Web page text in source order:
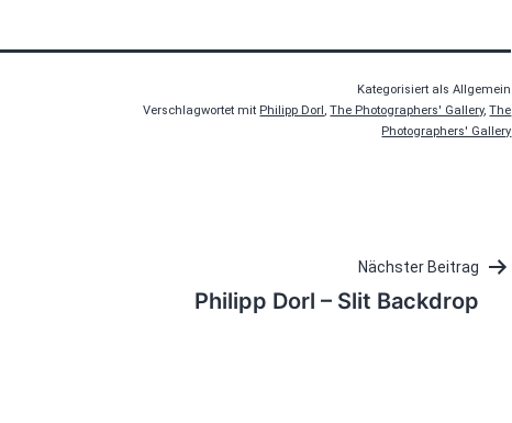
Kategorisiert als Allgemein
Verschlagwortet mit Philipp Dorl,The Photographers' Gallery,The
Photographers' Gallery
Nächster Beitrag
Philipp Dorl – Slit Backdrop